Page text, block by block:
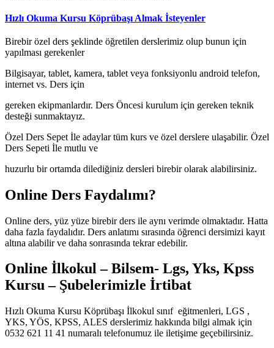
Hızlı Okuma Kursu Köprübaşı Almak İsteyenler
Birebir özel ders şeklinde öğretilen derslerimiz olup bunun için
yapılması gerekenler
Bilgisayar, tablet, kamera, tablet veya fonksiyonlu android telefon,
internet vs. Ders için
gereken ekipmanlardır. Ders Öncesi kurulum için gereken teknik
desteği sunmaktayız.
Özel Ders Sepet İle adaylar tüm kurs ve özel derslere ulaşabilir. Özel
Ders Sepeti İle mutlu ve
huzurlu bir ortamda dilediğiniz dersleri birebir olarak alabilirsiniz.
Online Ders Faydalımı?
Online ders, yüz yüze birebir ders ile aynı verimde olmaktadır. Hatta
daha fazla faydalıdır. Ders anlatımı sırasında öğrenci dersimizi kayıt
altına alabilir ve daha sonrasında tekrar edebilir.
Online İlkokul – Bilsem- Lgs, Yks, Kpss
Kursu – Şubelerimizle İrtibat
Hızlı Okuma Kursu Köprübaşı İlkokul sınıf eğitmenleri, LGS ,
YKS, YÖS, KPSS, ALES derslerimiz hakkında bilgi almak için
0532 621 11 41 numaralı telefonumuz ile iletişime geçebilirsiniz.